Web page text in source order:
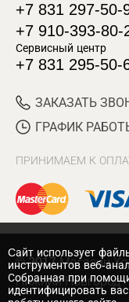
+7 831 297-50-
+7 910-393-80-
Сервисный центр
+7 831 295-50-
ЗАКАЗАТЬ
ГРАФИК
ПРИНИМАЕМ К
© 2017 Магазин
Нижний Новгород
Cайт использует
инструментов веб-
Собранная при
идентифицировать